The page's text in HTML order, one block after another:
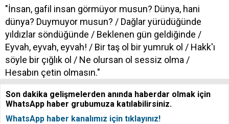
"İnsan, gafil insan görmüyor musun? Dünya, hani
dünya? Duymuyor musun? / Dağlar yürüdüğünde
yıldızlar söndüğünde / Beklenen gün geldiğinde /
Eyvah, eyvah, eyvah! / Bir taş ol bir yumruk ol / Hakk'ı
söyle bir çığlık ol / Ne olursan ol sessiz olma /
Hesabın çetin olmasın."
Son dakika gelişmelerden anında haberdar olmak için
WhatsApp haber grubumuza katılabilirsiniz.
WhatsApp haber kanalımız için tıklayınız!